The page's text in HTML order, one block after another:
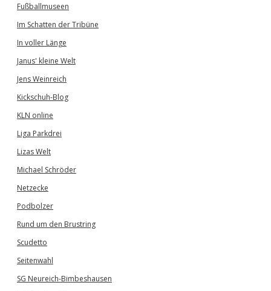
Fußballmuseen
Im Schatten der Tribüne
In voller Länge
Janus' kleine Welt
Jens Weinreich
Kickschuh-Blog
KLN online
Liga Parkdrei
Lizas Welt
Michael Schröder
Netzecke
Podbolzer
Rund um den Brustring
Scudetto
Seitenwahl
SG Neureich-Bimbeshausen